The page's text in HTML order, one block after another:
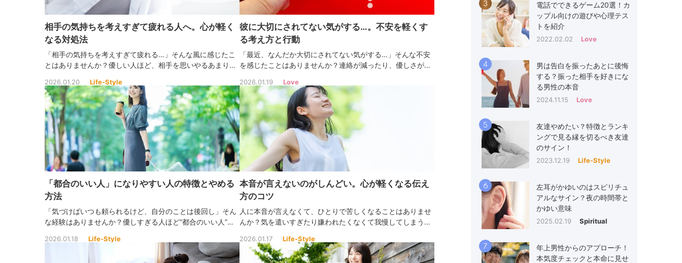
相手の気持ちを考えすぎて疲れる人へ。心が軽く
なる対処法
「相手の気持ちを考えすぎて疲れる…」そんな風に感じたこ
とはありませんか？優しい人ほど、相手を思いやるあまり自
できる、心が軽くなる考え方を見つけましょう。
2026.01.20 Life-Style
彼に大切にされてない気がする…。不安を軽くす
る考え方と行動
「最近、なんだか大切にされてない気がする…」そんな不安
を感じたことはありませんか？連絡が減ったり、優しさが薄
も、その気持ちは“愛が消えた”サインではないかもしれませ
ん。
2026.01.19 Love
「都合のいい人」になりやすい人の特徴とやめる
方法
「気づけばいつも頼られるけど、自分のことは後回し」そん
な経験はありませんか？優しすぎる人ほど“都合のいい人”に
めに、自分を大切にするヒントを見つけましょう。
2026.01.18 Life-Style
本音が言えないのがしんどい。心が軽くなる伝え
方のコツ
人に本音が言えなくて、ひとりで苦しくなることはありませ
んか？気を遣いすぎたり嫌われたくなくて我慢してしまうこ
ちを大切にできるようになりましょう。
2026.01.17 Life-Style
3
電話でできるゲーム20選！カ
ップル向けの遊びや心理テス
トを紹介
2022.02.02 Love
4
男は告白を振ったあとに後悔
する？振った相手を好きにな
る男性の本音
2024.11.15 Love
5
友達やめたい？特徴とランキ
ングで見る縁を切るべき友達
のサイン！
2023.12.19 Life-Style
6
左耳がかゆいのはスピリチュ
アルなサイン？夜の時間帯と
かゆい意味
2025.02.19 Spiritual
7
年上男性からのアプローチ！
本気度チェックと本命に見せ